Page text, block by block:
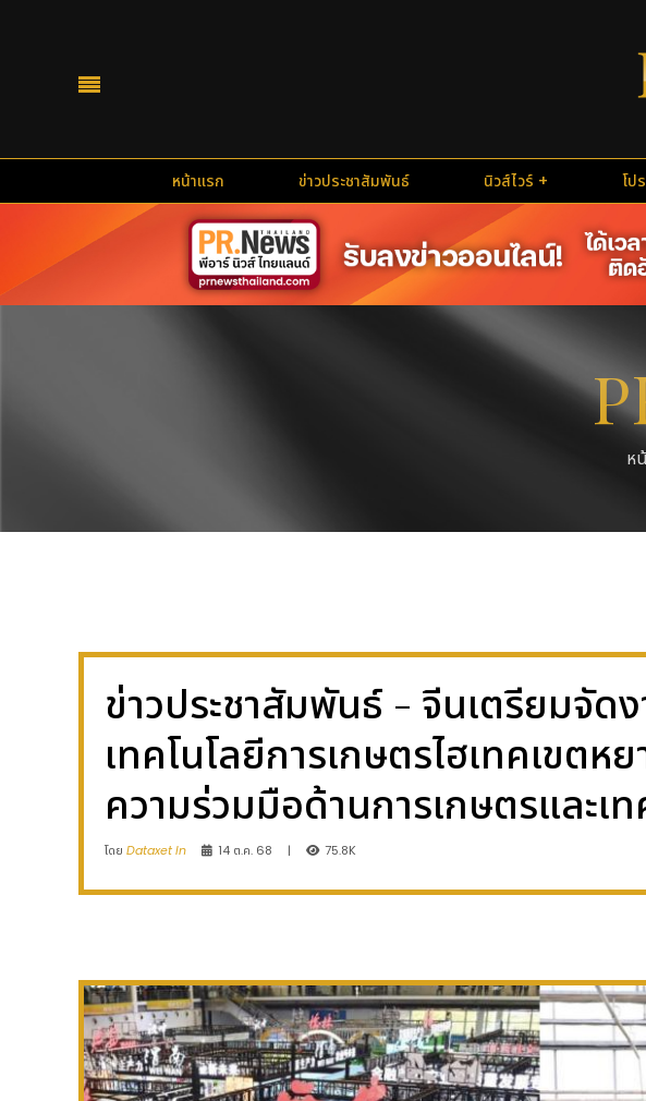
หน้าแรก ข่าวประชาสัมพันธ์ นิวส์ไวร์ โป
ห
ข่าวประชาสัมพันธ์ - จีนเตรียมจัด
เทคโนโลยีการเกษตรไฮเทคเขตห
ความร่วมมือด้านการเกษตรและเท
โดย Dataxet In 14 ต.ค. 68 | 75.8K